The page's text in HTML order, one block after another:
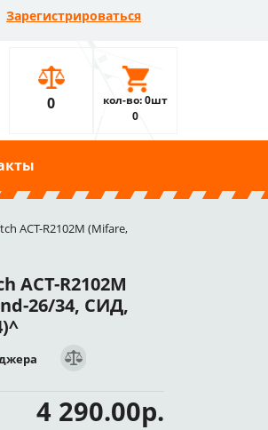
Зарегистрироваться
0
кол-во: 0шт
0
ACT-R2102M (Mifare,
ACT-R2102M
26/34, СИД,
4 290.00р.